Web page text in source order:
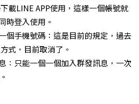
載LINE APP使用，這樣一個帳號就
時登入使用。
個手機號碼：這是目前的規定，過去
式，目前取消了。
：只能一個一個加入群發訊息，一次